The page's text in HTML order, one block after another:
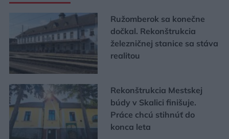
Ružomberok sa konečne
dočkal. Rekonštrukcia
železničnej stanice sa stáva
realitou
Rekonštrukcia Mestskej
búdy v Skalici finišuje.
Práce chcú stihnúť do
konca leta